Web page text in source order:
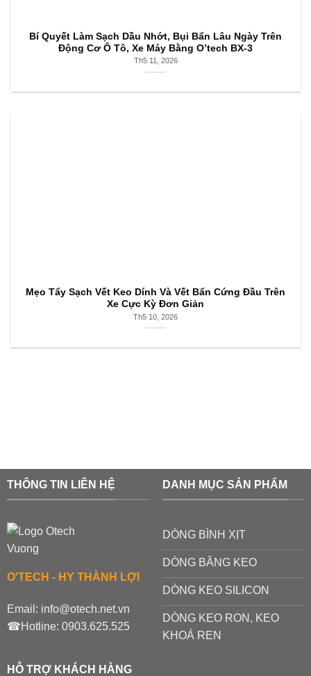
Bí Quyết Làm Sạch Dầu Nhớt, Bụi Bẩn Lâu Ngày Trên
Động Cơ Ô Tô, Xe Máy Bằng O’tech BX-3
Th5 11, 2026
Mẹo Tẩy Sạch Vết Keo Dính Và Vết Bẩn Cứng Đầu Trên
Xe Cực Kỳ Đơn Giản
Th5 10, 2026
THÔNG TIN LIÊN HỆ
O'TECH - HY THÀNH LỢI
Email: info@otech.net.vn
☎Hotline: 0903.625.525
DANH MỤC SẢN PHẨM
DÒNG BÌNH XỊT
DÒNG BĂNG KEO
DÒNG KEO SILICON
DÒNG KEO RON, KEO
KHOÁ REN
HỖ TRỢ KHÁCH HÀNG